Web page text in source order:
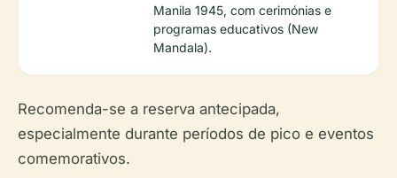
Manila 1945, com cerimónias e
programas educativos (New
Mandala).
Recomenda-se a reserva antecipada,
especialmente durante períodos de pico e eventos
comemorativos.